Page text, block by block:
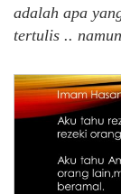
adalah apa
tertulis ..